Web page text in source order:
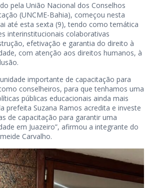
pela União Nacional dos Conselhos
(UNCME-Bahia), começou nesta
até esta sexta (9), tendo como temática
interinstitucionais colaborativas
efetivação e garantia do direito à
com atenção aos direitos humanos, à
importante de capacitação para
conselheiros, para que tenhamos uma
públicas educacionais ainda mais
prefeita Suzana Ramos acredita e investe
de capacitação para garantir uma
em Juazeiro”, afirmou a integrante do
Carvalho.